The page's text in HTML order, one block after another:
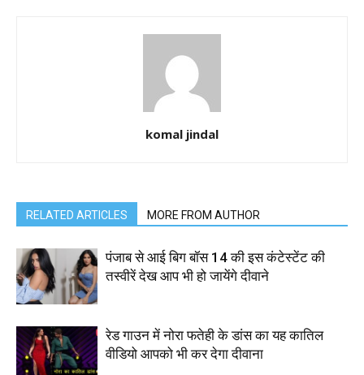
komal jindal
RELATED ARTICLES MORE FROM AUTHOR
पंजाब से आई बिग बॉस 14 की इस कंटेस्टेंट की
तस्वीरें देख आप भी हो जायेंगे दीवाने
रेड गाउन में नोरा फतेही के डांस का यह कातिल
वीडियो आपको भी कर देगा दीवाना